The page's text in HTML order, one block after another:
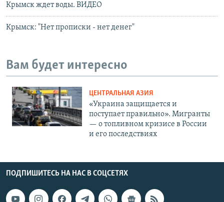
Крымск ждет воды. ВИДЕО
Крымск: "Нет прописки - нет денег"
Вам будет интересно
ЦЕНТРАЛЬНАЯ АЗИЯ
«Украина защищается и
поступает правильно». Мигранты
— о топливном кризисе в России
и его последствиях
ПОДПИШИТЕСЬ НА НАС В СОЦСЕТЯХ